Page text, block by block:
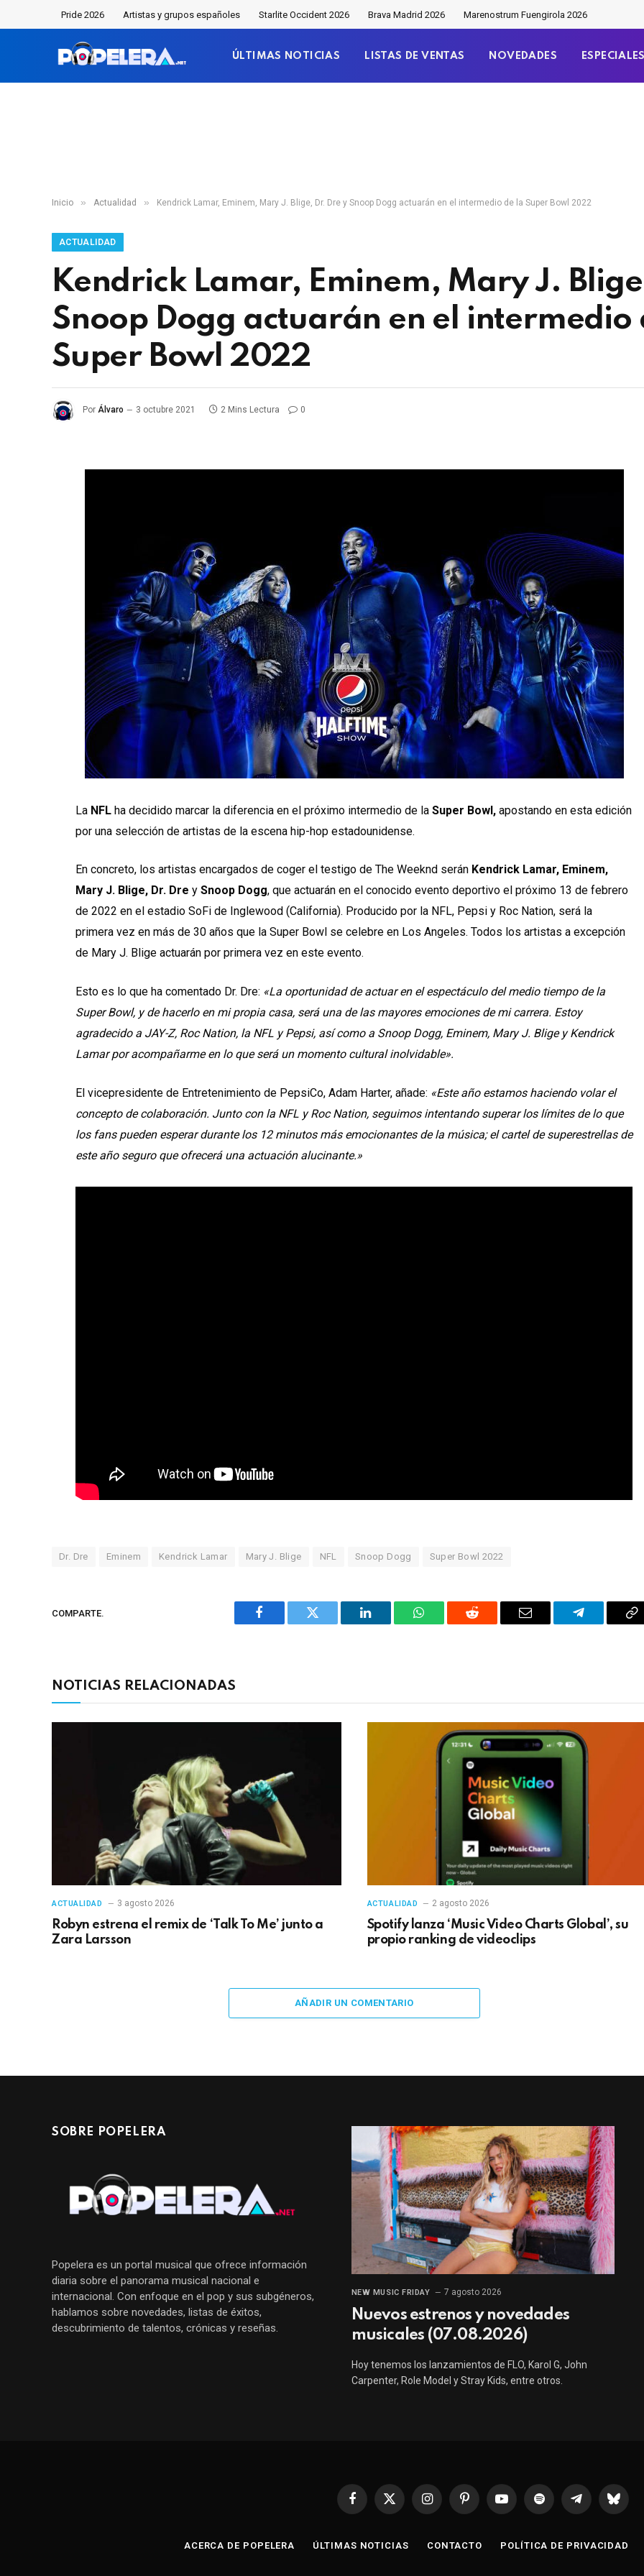
Pride 2026 Artistas y grupos españoles Starlite Occident 2026 Brava Madrid 2026 Marenostrum Fuengirola 2026
ÚLTIMAS NOTICIAS LISTAS DE VENTAS NOVEDADES ESPECIALES
Inicio » Actualidad » Kendrick Lamar, Eminem, Mary J. Blige, Dr. Dre y Snoop Dogg actuarán en el intermedio de la Super Bowl 2022
ACTUALIDAD
Kendrick Lamar, Eminem, Mary J.
Snoop Dogg actuarán en el intermedio
Super Bowl 2022
Por Álvaro 3 octubre 2021 2 Mins Lectura 0
La NFL ha decidido marcar la diferencia en el próximo intermedio de laSuper Bowl, apostando en esta edición
por una selección de artistas de la escena hip-hop estadounidense.
En concreto, los artistas encargados de coger el testigo de The Weeknd serán Kendrick Lamar, Eminem,
Mary J. Blige, Dr. Dre ySnoop Dogg, que actuarán en el conocido evento deportivo el próximo 13 de febrero
de 2022 en el estadio SoFi de Inglewood (California). Producido por la NFL, Pepsi y Roc Nation, será la
primera vez en más de 30 años que la Super Bowl se celebre en Los Angeles. Todos los artistas a excepción
de Mary J. Blige actuarán por primera vez en este evento.
Esto es lo que ha comentado Dr. Dre: «La oportunidad de actuar en el espectáculo del medio tiempo de la
Super Bowl, y de hacerlo en mi propia casa, será una de las mayores emociones de mi carrera. Estoy
agradecido a JAY-Z, Roc Nation, la NFL y Pepsi, así como a Snoop Dogg, Eminem, Mary J. Blige y Kendrick
Lamar por acompañarme en lo que será un momento cultural inolvidable».
El vicepresidente de Entretenimiento de PepsiCo, Adam Harter, añade: «Este año estamos haciendo volar el
concepto de colaboración. Junto con la NFL y Roc Nation, seguimos intentando superar los límites de lo que
los fans pueden esperar durante los 12 minutos más emocionantes de la música; el cartel de superestrellas de
este año seguro que ofrecerá una actuación alucinante.»
Dr. Dre Eminem Kendrick Lamar Mary J. Blige NFL Snoop Dogg Super Bowl 2022
COMPARTE.
Facebook Twitter LinkedIn WhatsAppReddit
Correo
Telegrama
NOTICIAS RELACIONADAS
ACTUALIDAD 3 agosto 2026
Robyn estrena el remix de ‘Talk To Me’ junto a
Zara Larsson
ACTUALIDAD 2 agosto 2026
Spotify lanza ‘Music Video Charts Global’, su
propio ranking de videoclips
AÑADIR UN COMENTARIO
SOBRE POPELERA
Popelera es un portal musical que ofrece información
diaria sobre el panorama musical nacional e
internacional. Con enfoque en el pop y sus subgéneros,
hablamos sobre novedades, listas de éxitos,
descubrimiento de talentos, crónicas y reseñas.
NEW MUSIC FRIDAY 7 agosto 2026
Nuevos estrenos y novedades
musicales (07.08.2026)
Hoy tenemos los lanzamientos de FLO, Karol G, John
Carpenter, Role Model y Stray Kids, entre otros.
Facebook
X
InstagramPinterestYouTubeSpotify TelegramaBluesky
ACERCA DE POPELERA ÚLTIMAS NOTICIAS CONTACTO POLÍTICA DE PRIVACIDAD